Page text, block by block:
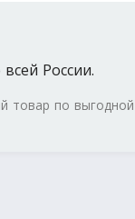
России.
товар по